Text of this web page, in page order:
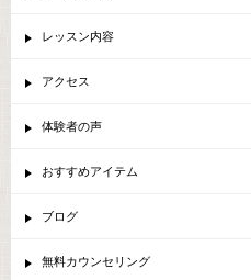
レッスン内容
アクセス
体験者の声
おすすめアイテム
ブログ
無料カウンセリング